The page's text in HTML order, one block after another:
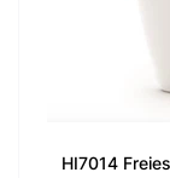
HI7014